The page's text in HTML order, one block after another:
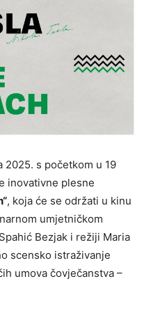
2025. s početkom u 19
inovativne plesne
, koja će se održati u kinu
umjetničkom
Bezjak i režiji Maria
scensko istraživanje
umova čovječanstva –